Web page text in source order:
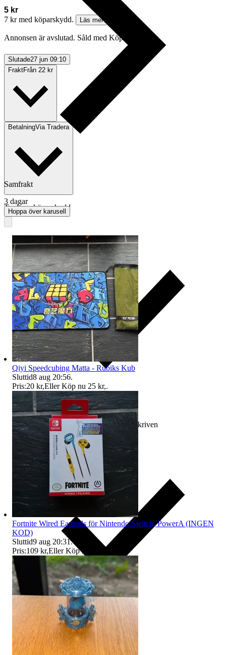
5 kr
7 kr med köparskydd.
Läs mer
Annonsen är avslutad. Såld med Köp nu.
Slutade27 jun 09:10
FraktFrån 22 kr
BetalningVia Tradera
Traderas köparskydd
Ersättning om varan inte är som beskriven
Ersättning om du inte får din vara
Samfrakt
3 dagar
Hoppa över karusell
Qiyi Speedcubing Matta - Rubiks Kub
Sluttid8 aug 20:56.
Pris:20 kr,Eller Köp nu 25 kr,.
Fortnite Wired Earbuds för Nintendo Switch, PowerA (INGEN
KOD)
Sluttid9 aug 20:31.
Pris:109 kr,Eller Köp nu